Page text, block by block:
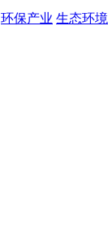
环保产业 生态环境